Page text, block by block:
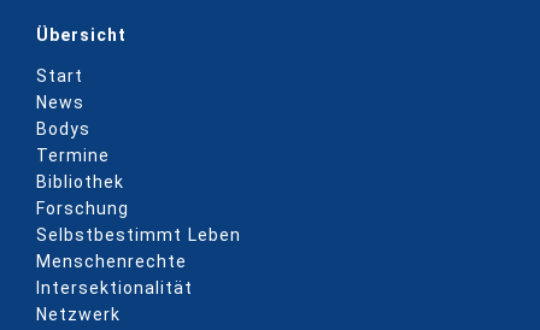
Übersicht
Start
News
Bodys
Termine
Bibliothek
Forschung
Selbstbestimmt Leben
Menschenrechte
Intersektionalität
Netzwerk